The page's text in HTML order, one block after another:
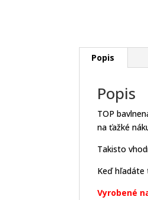
Popis
Popis
TOP
na ťažké
Takisto
Keď
Vyrobené